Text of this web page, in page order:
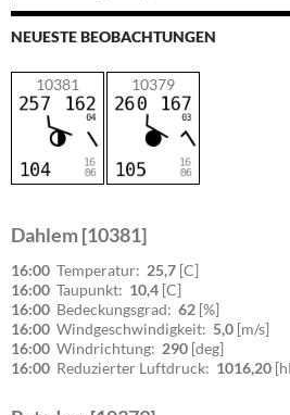
NEUESTE BEOBACHTUNGEN
10381 10379
Dahlem [10381]
16:00 Temperatur: 25,7 [C]
16:00 Taupunkt: 10,4 [C]
16:00 Bedeckungsgrad: 62 [%]
16:00 Windgeschwindigkeit: 5,0 [m/s]
16:00 Windrichtung: 290 [deg]
16:00 Reduzierter Luftdruck: 1016,20